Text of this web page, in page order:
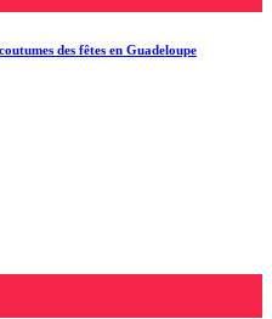
des fêtes en Guadeloupe